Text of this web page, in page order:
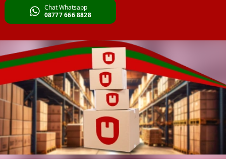
Chat Whatsapp
08777 666 8828